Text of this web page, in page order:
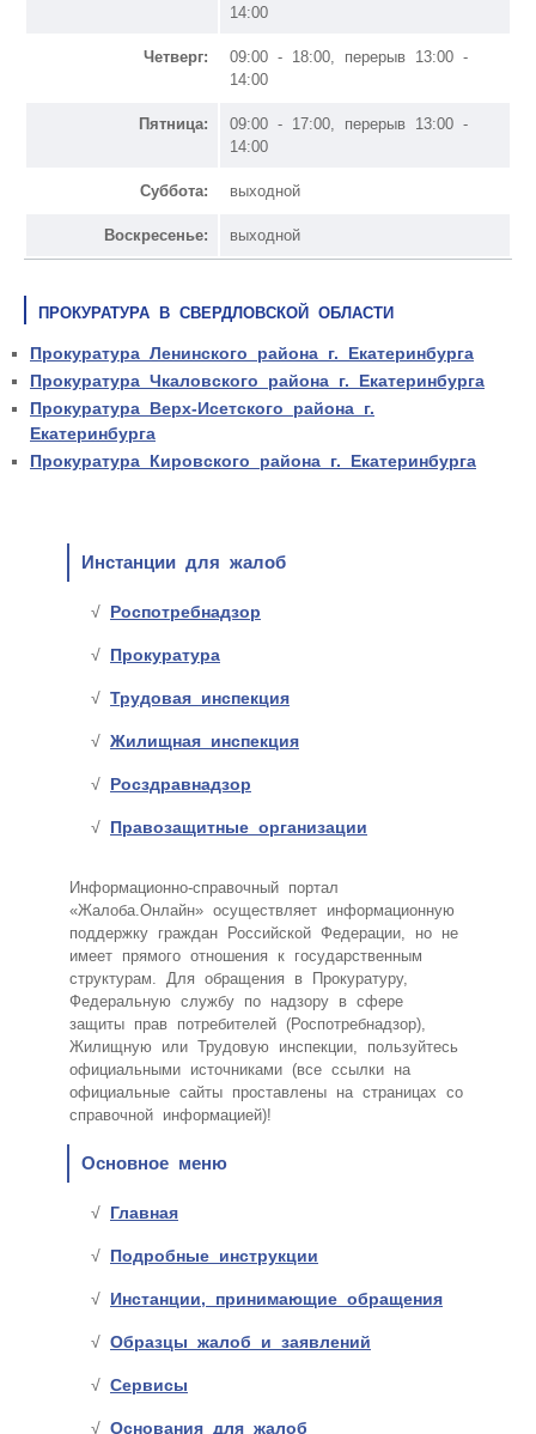
14:00
Четверг:
09:00 - 18:00, перерыв 13:00 -
14:00
Пятница:
09:00 - 17:00, перерыв 13:00 -
14:00
Суббота: выходной
Воскресенье: выходной
ПРОКУРАТУРА В СВЕРДЛОВСКОЙ ОБЛАСТИ
Прокуратура Ленинского района г. Екатеринбурга
Прокуратура Чкаловского района г. Екатеринбурга
Прокуратура Верх-Исетского района г.
Екатеринбурга
Прокуратура Кировского района г. Екатеринбурга
Инстанции для жалоб
Роспотребнадзор
Прокуратура
Трудовая инспекция
Жилищная инспекция
Росздравнадзор
Правозащитные организации
Информационно-справочный портал
«Жалоба.Онлайн» осуществляет информационную
поддержку граждан Российской Федерации, но не
имеет прямого отношения к государственным
структурам. Для обращения в Прокуратуру,
Федеральную службу по надзору в сфере
защиты прав потребителей (Роспотребнадзор),
Жилищную или Трудовую инспекции, пользуйтесь
официальными источниками (все ссылки на
официальные сайты проставлены на страницах со
справочной информацией)!
Основное меню
Главная
Подробные инструкции
Инстанции, принимающие обращения
Образцы жалоб и заявлений
Сервисы
Основания для жалоб